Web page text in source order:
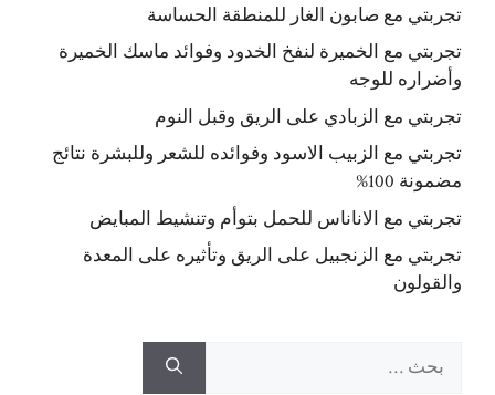
تجربتي مع صابون الغار للمنطقة الحساسة
تجربتي مع الخميرة لنفخ الخدود وفوائد ماسك الخميرة
وأضراره للوجه
تجربتي مع الزبادي على الريق وقبل النوم
تجربتي مع الزبيب الاسود وفوائده للشعر وللبشرة نتائج
مضمونة 100%
تجربتي مع الاناناس للحمل بتوأم وتنشيط المبايض
تجربتي مع الزنجبيل على الريق وتأثيره على المعدة
والقولون
عن: